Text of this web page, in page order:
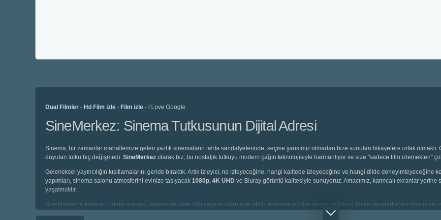
Dual Filmler - Hd Film izle - Film izle - I Love Google
SineMerkez: Sinema Tutkusunun Dijital Adresi
Sinema, bir zamanlar mahallemize gelen yazlık sinemaların tahta sandalyelerinde, seçme şansımız olmadan bize sunulan hikayelere ortak
duyulan tutku hiç değişmedi. SineMerkez olarak biz, bu nostaljik tutkuyu modern çağın teknolojisiyle harmanlıyor ve size "sadece film izlemekten"
Geleneksel yayıncılığın kısıtlamalarını geride bıraktık. Artık izleyici, ne izleyeceğine, hangi kalitede izleyeceğine ve hangi dilde
yapımları, sinema salonu atmosferini evinize taşıyacak 1080p, 4K UHD ve Bluray görüntü kalitesiyle sunuyoruz. Amacımız, karıncalı ekranlar
yaşatmaktır.
SineMerkez'in kullanıcı odaklı arayüzü sayesinde, ister bilgisayarınızdan ister akıllı telefonlarınızdan erişim sağlayın, kalite standartlarımızdan
seçeneklerine saniyeler içinde ulaşabilirsiniz.